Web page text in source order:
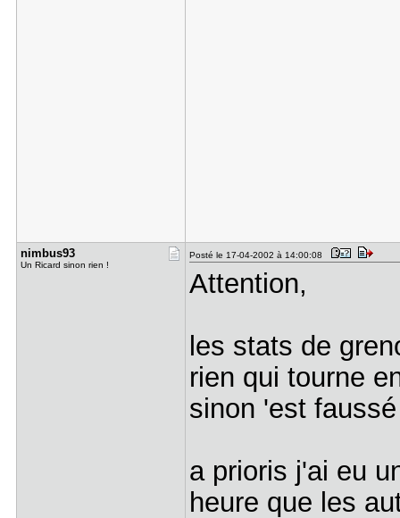
nimbus93
Un Ricard sinon rien !
Posté le 17-04-2002 à 14:00:08
Attention,
les stats de
rien qui tourne
sinon 'est
a prioris j'ai eu
heure que les